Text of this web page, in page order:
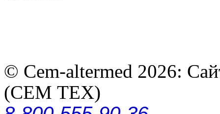
© Cem-altermed 2026:
(СЕМ ТЕХ)